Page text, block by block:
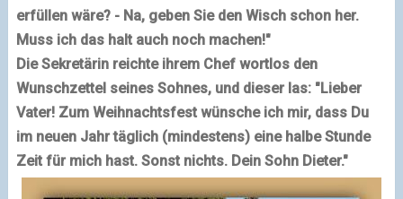
erfüllen wäre? - Na, geben Sie den Wisch schon her.
Muss ich das halt auch noch machen!"
Die Sekretärin reichte ihrem Chef wortlos den
Wunschzettel seines Sohnes, und dieser las: "Lieber
Vater! Zum Weihnachtsfest wünsche ich mir, dass Du
im neuen Jahr täglich (mindestens) eine halbe Stunde
Zeit für mich hast. Sonst nichts. Dein Sohn Dieter."